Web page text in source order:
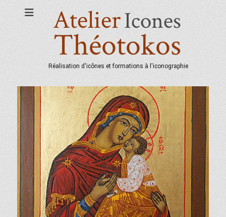
AtelierIcones
Théotokos
Réalisation d'icônes et formations à l'iconographie